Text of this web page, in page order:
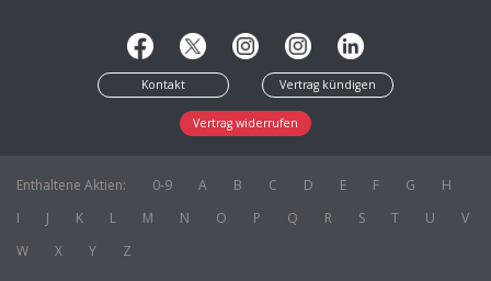
Kontakt Vertrag kündigen
Vertrag widerrufen
Enthaltene Aktien: 0-9 A B C D E F G
H
I
J K L M N O P Q R S T U
V
W
X Y Z